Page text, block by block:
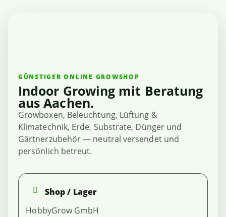
GÜNSTIGER ONLINE GROWSHOP
Indoor Growing mit Beratung
aus Aachen.
Growboxen, Beleuchtung, Lüftung &
Klimatechnik, Erde, Substrate, Dünger und
Gärtnerzubehör — neutral versendet und
persönlich betreut.
Shop / Lager
HobbyGrow GmbH